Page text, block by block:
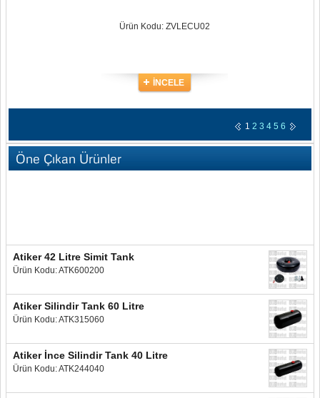
Ürün Kodu: ZVLECU02
İNCELE
1 2 3 4 5 6
Öne Çıkan Ürünler
Atiker 42 Litre Simit Tank
Ürün Kodu: ATK600200
Atiker Silindir Tank 60 Litre
Ürün Kodu: ATK315060
Atiker İnce Silindir Tank 40 Litre
Ürün Kodu: ATK244040